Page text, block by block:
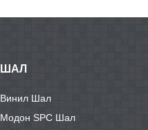
ШАЛ
Винил Шал
Модон SPC Шал